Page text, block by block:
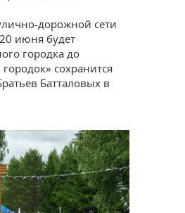
дорожной сети
июня будет
городка до
сохранится
Батталовых в